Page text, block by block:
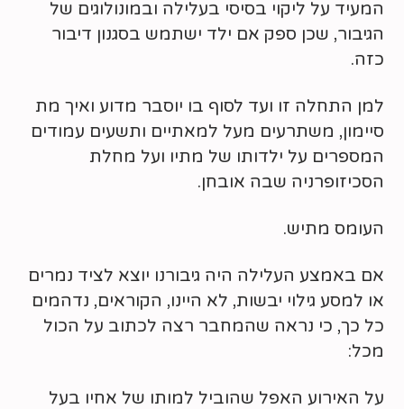
המעיד על ליקוי בסיסי בעלילה ובמונולוגים של
הגיבור, שכן ספק אם ילד ישתמש בסגנון דיבור
כזה.
למן התחלה זו ועד לסוף בו יוסבר מדוע ואיך מת
סיימון, משתרעים מעל למאתיים ותשעים עמודים
המספרים על ילדותו של מתיו ועל מחלת
הסכיזופרניה שבה אובחן.
העומס מתיש.
אם באמצע העלילה היה גיבורנו יוצא לציד נמרים
או למסע גילוי יבשות, לא היינו, הקוראים, נדהמים
כל כך, כי נראה שהמחבר רצה לכתוב על הכול
מכל:
על האירוע האפל שהוביל למותו של אחיו בעל